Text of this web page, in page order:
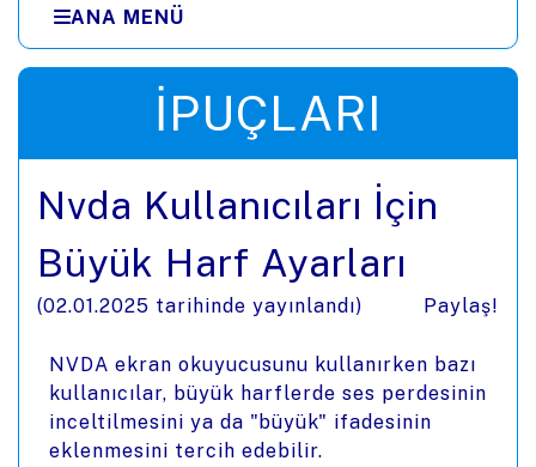
ANA MENÜ
İPUÇLARI
Nvda Kullanıcıları İçin
Büyük Harf Ayarları
(02.01.2025 tarihinde yayınlandı) Paylaş!
NVDA ekran okuyucusunu kullanırken bazı
kullanıcılar, büyük harflerde ses perdesinin
inceltilmesini ya da "büyük" ifadesinin
eklenmesini tercih edebilir.
Menüye zıpla